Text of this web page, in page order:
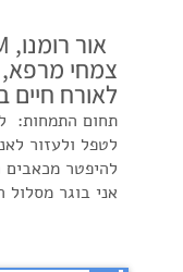
צמחי מרפא,
לאורח חיים
תחום התמחות:
לטפל ולעזור
להיפטר מכאבים
אני בוגר מסלול ה 4